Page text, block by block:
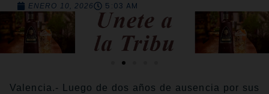
ENERO 10, 2026 5:03 AM
Valencia.- Luego de dos años de ausencia por sus